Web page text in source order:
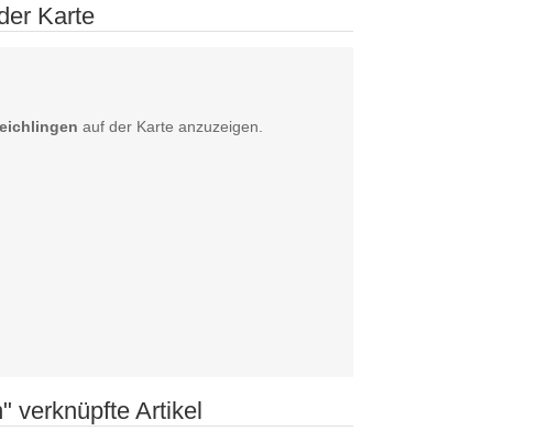
Karte
auf der Karte anzuzeigen.
verknüpfte Artikel